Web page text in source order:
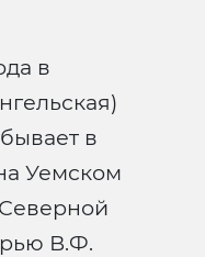
в
в
Уемском
В.Ф.